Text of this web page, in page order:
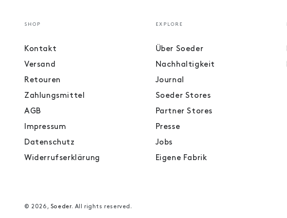
SHOP
Kontakt
Versand
Retouren
Zahlungsmittel
AGB
Impressum
Datenschutz
Widerrufserklärung
EXPLORE
Über Soeder
Nachhaltigkeit
Journal
Soeder Stores
Partner Stores
Presse
Jobs
Eigene Fabrik
© 2026, Soeder. All rights reserved.